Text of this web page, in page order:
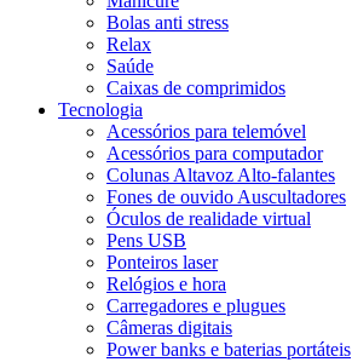
Bolas anti stress
Relax
Saúde
Caixas de comprimidos
Tecnologia
Acessórios para telemóvel
Acessórios para computador
Colunas Altavoz Alto-falantes
Fones de ouvido Auscultadores
Óculos de realidade virtual
Pens USB
Ponteiros laser
Relógios e hora
Carregadores e plugues
Câmeras digitais
Power banks e baterias portáteis